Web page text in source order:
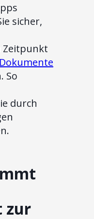
sicher,
So
durch
zur